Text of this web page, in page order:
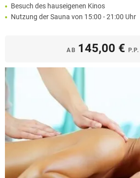
Besuch des hauseigenen Kinos
Nutzung der Sauna von 15:00 - 21:00 Uhr
AB 145,00 € P.P.